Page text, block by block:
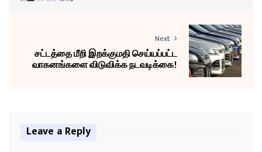
Next
சட்டத்தை மீறி இறக்குமதி செய்யப்பட்ட
வாகனங்களை விடுவிக்க நடவடிக்கை!
Leave a Reply